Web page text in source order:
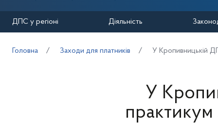
ДПС у регіоні Діяльність
Головна Заходи для платників У Кропивницькій
У
практикум